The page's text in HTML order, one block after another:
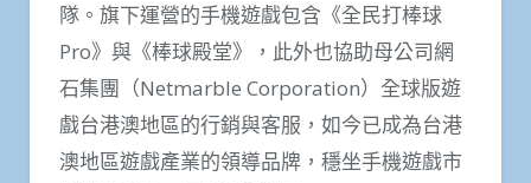
隊。旗下運營的手機遊戲包含《全民打棒球
Pro》與《棒球殿堂》，此外也協助母公司網
石集團（Netmarble Corporation）全球版遊
戲台港澳地區的行銷與客服，如今已成為台港
澳地區遊戲產業的領導品牌，穩坐手機遊戲市